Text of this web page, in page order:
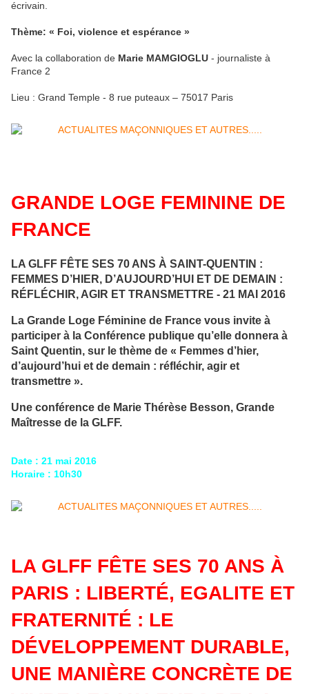
écrivain.
Thème: « Foi, violence et espérance »
Avec la collaboration de Marie MAMGIOGLU - journaliste à
France 2
Lieu : Grand Temple - 8 rue puteaux – 75017 Paris
GRANDE LOGE FEMININE DE
FRANCE
LA GLFF FÊTE SES 70 ANS À SAINT-QUENTIN :
FEMMES D’HIER, D’AUJOURD’HUI ET DE DEMAIN :
RÉFLÉCHIR, AGIR ET TRANSMETTRE - 21 MAI 2016
La Grande Loge Féminine de France vous invite à
participer à la Conférence publique qu’elle donnera à
Saint Quentin, sur le thème de « Femmes d’hier,
d’aujourd’hui et de demain : réfléchir, agir et
transmettre ».
Une conférence de Marie Thérèse Besson, Grande
Maîtresse de la GLFF.
Date : 21 mai 2016
Horaire : 10h30
LA GLFF FÊTE SES 70 ANS À
PARIS : LIBERTÉ, EGALITE ET
FRATERNITÉ : LE
DÉVELOPPEMENT DURABLE,
UNE MANIÈRE CONCRÈTE DE